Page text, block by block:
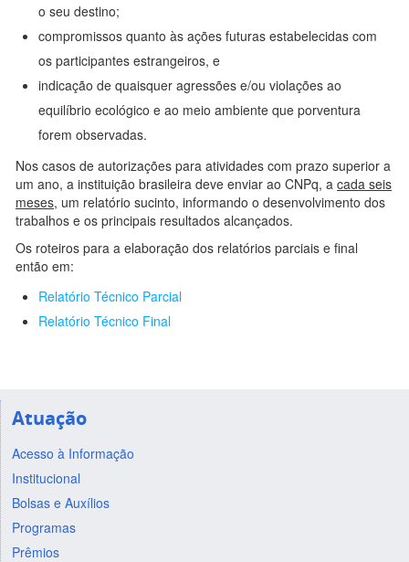
o seu destino;
compromissos quanto às ações futuras estabelecidas com
os participantes estrangeiros, e
indicação de quaisquer agressões e/ou violações ao
equilíbrio ecológico e ao meio ambiente que porventura
forem observadas.
Nos casos de autorizações para atividades com prazo superior a
um ano, a instituição brasileira deve enviar ao CNPq, a cada seis
meses, um relatório sucinto, informando o desenvolvimento dos
trabalhos e os principais resultados alcançados.
Os roteiros para a elaboração dos relatórios parciais e final
então em:
Relatório Técnico Parcial
Relatório Técnico Final
Atuação
Acesso à Informação
Institucional
Bolsas e Auxílios
Programas
Prêmios